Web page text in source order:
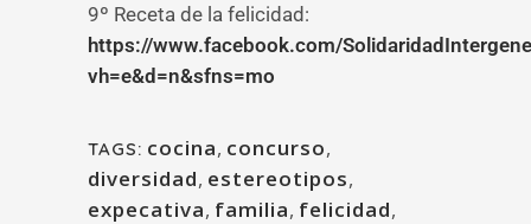
9º Receta de la felicidad:
https://www.facebook.com/
vh=e&d=n&sfns=mo
TAGS: cocina, concurso,
diversidad, estereotipos,
expecativa, familia, felicidad,